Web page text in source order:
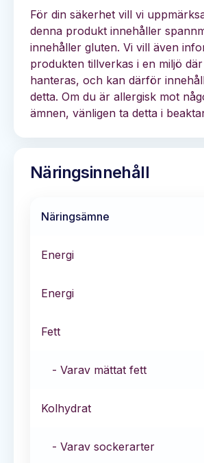
För din säkerhet vill vi
denna produkt innehåller
innehåller gluten. Vi vill även
produkten tillverkas i en miljö
hanteras, och kan därför
detta. Om du är allergisk mot
ämnen, vänligen ta detta i
Näringsinnehåll
Näringsämne
Energi
Energi
Fett
- Varav mättat fett
Kolhydrat
- Varav sockerarter